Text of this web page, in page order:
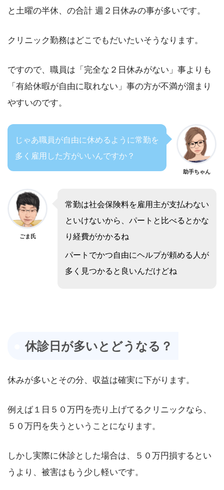
と土曜の半休、の合計 週２日休みの事が多いです。
クリニック勤務はどこでもだいたいそうなります。
ですので、職員は「完全な２日休みがない」事よりも
「有給休暇が自由に取れない」事の方が不満が溜まり
やすいのです。
じゃあ職員が自由に休めるように常勤を
多く雇用した方がいいんですか？
助手ちゃん
ごま氏
常勤は社会保険料を雇用主が支払わない
といけないから、パートと比べるとかな
り経費がかかるね
パートでかつ自由にヘルプが頼める人が
多く見つかると良いんだけどね
休診日が多いとどうなる？
休みが多いとその分、収益は確実に下がります。
例えば１日５０万円を売り上げてるクリニックなら、
５０万円を失うということになります。
しかし実際に休診とした場合は、５０万円損するとい
うより、被害はもう少し軽いです。